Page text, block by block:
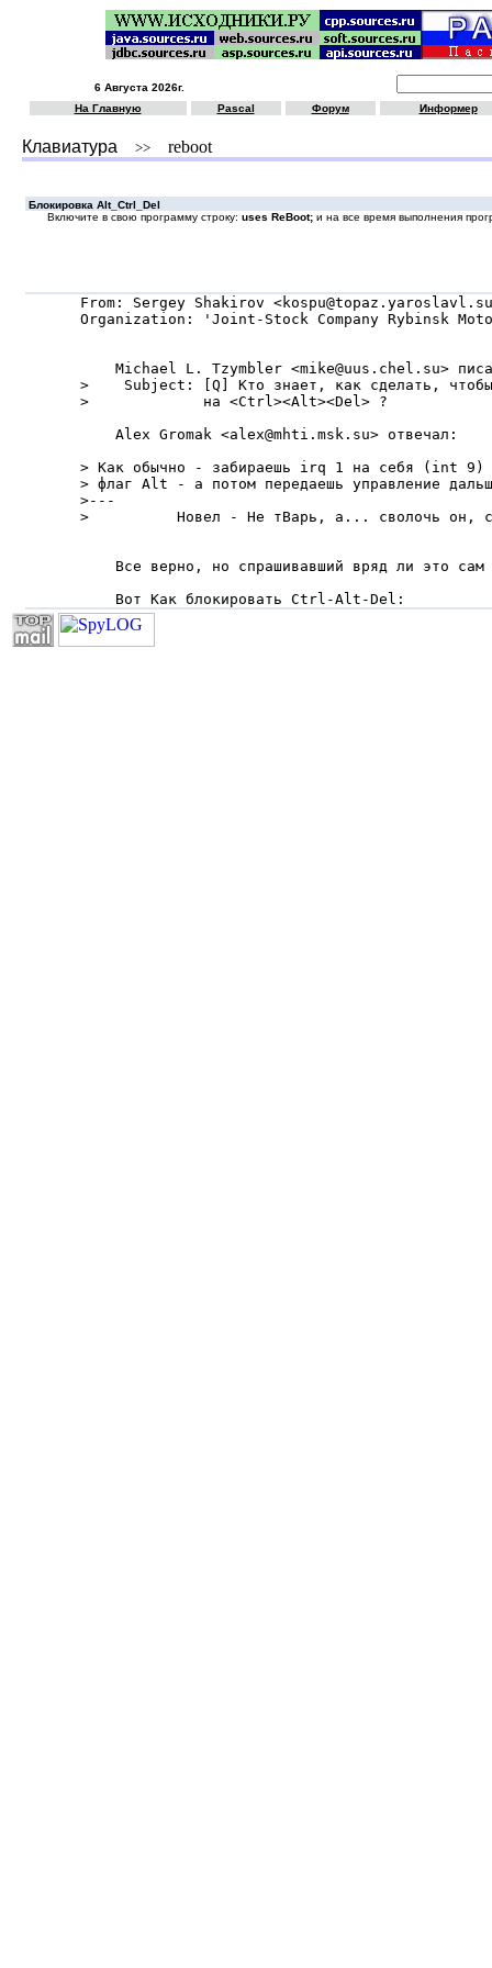
6 Августа 2026г.
На Главную
Pascal Форум Информер
Клавиатура >> reboot
Блокировка Alt_Ctrl_Del
Включите в свою пpогpамму стpоку: uses ReBoot;и на все вpемя выполнения
From: Sergey Shakirov
Organization: 'Joint-Stock Company Rybinsk
Michael L. Tzymbler <mike@uus.chel.su>
>    Subject: [Q] Кто знает, как сделать, чтобы
>             на <Ctrl><Alt><Del> ?
    Alex Gromak <alex@mhti.msk.su> отвечал:
> Как обычно - забираешь irq 1 на себя (int 9)
> флаг Alt - а потом передаешь управление
>---
>          Новел - Не тВарь, а... сволочь он,
Все верно, но спрашивавший вряд ли это сам
    Вот Как блокиpовать Ctrl-Alt-Del: